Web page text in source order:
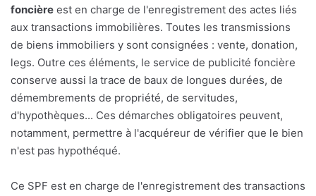
foncière est en charge de l'enregistrement des actes liés
aux transactions immobilières. Toutes les transmissions
de biens immobiliers y sont consignées : vente, donation,
legs. Outre ces éléments, le service de publicité foncière
conserve aussi la trace de baux de longues durées, de
démembrements de propriété, de servitudes,
d'hypothèques... Ces démarches obligatoires peuvent,
notamment, permettre à l'acquéreur de vérifier que le bien
n'est pas hypothéqué.
Ce SPF est en charge de l'enregistrement des transactions